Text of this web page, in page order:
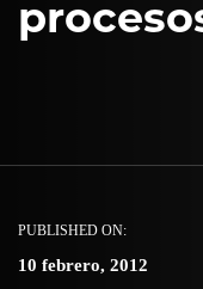
PUBLISHED ON:
10 febrero, 2012